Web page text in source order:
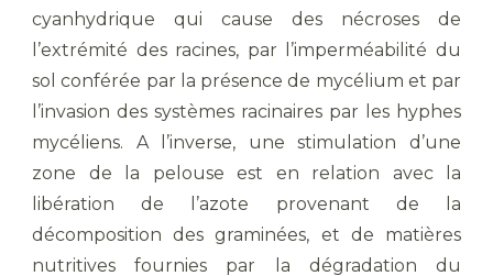
cyanhydrique qui cause des nécroses de
l’extrémité des racines, par l’imperméabilité du
sol conférée par la présence de mycélium et par
l’invasion des systèmes racinaires par les hyphes
mycéliens. A l’inverse, une stimulation d’une
zone de la pelouse est en relation avec la
libération de l’azote provenant de la
décomposition des graminées, et de matières
nutritives fournies par la dégradation du